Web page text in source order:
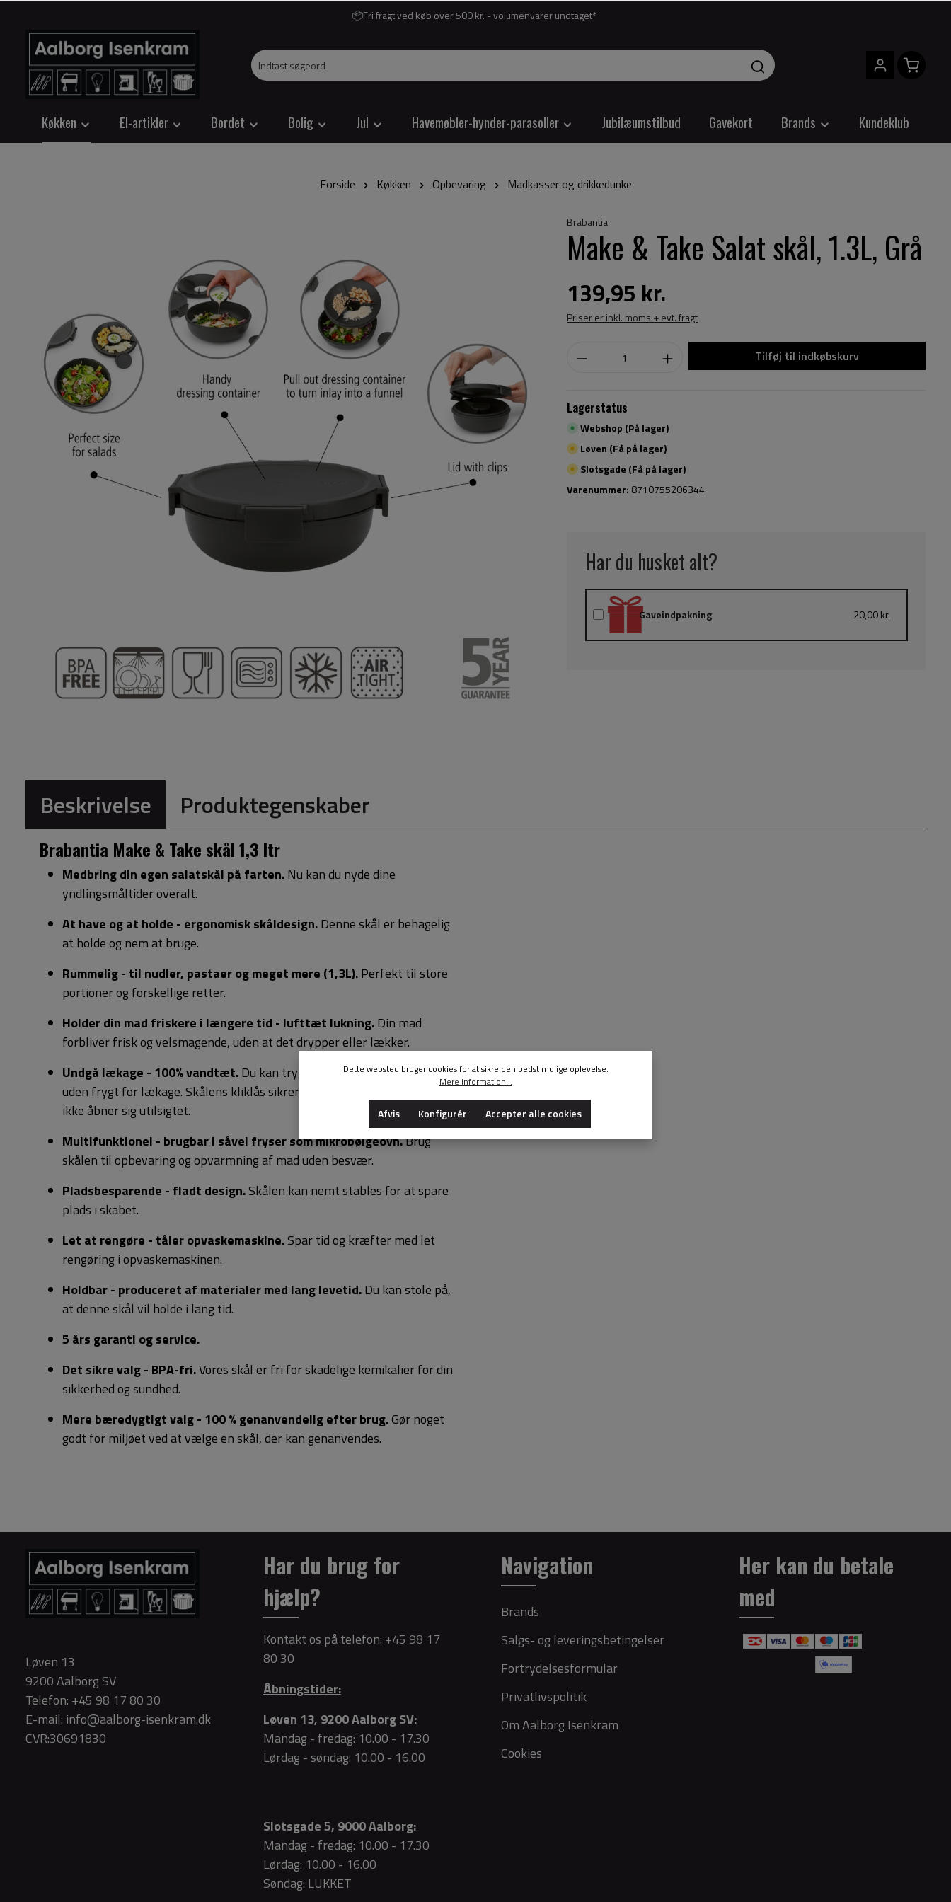
📦Fri fragt ved køb over 500 kr. - volumenvarer undtaget*
Køkken El-artikler Bordet Bolig Jul Havemøbler-hynder-parasoller Jubilæumstilbud Gavekort Brands Kundeklub
Forside Køkken Opbevaring Madkasser og drikkedunke
Brabantia
Make & Take Salat skål, 1.3L, Grå
139,95 kr.
Priser er inkl. moms + evt. fragt
Tilføj til indkøbskurv
Lagerstatus
Webshop (På lager)
Løven (Få på lager)
Slotsgade (Få på lager)
Varenummer: 8710755206344
Har du husket alt?
Gaveindpakning 20,00 kr.
Beskrivelse Produktegenskaber
Brabantia Make & Take skål 1,3 ltr
Medbring din egen salatskål på farten.Nu kan du nyde dine
yndlingsmåltider overalt.
At have og at holde - ergonomisk skåldesign.Denne skål er behagelig
at holde og nem at bruge.
Rummelig - til nudler, pastaer og meget mere (1,3L).Perfekt til store
portioner og forskellige retter.
Holder din mad friskere i længere tid - lufttæt lukning.Din mad
forbliver frisk og velsmagende, uden at det drypper eller lækker.
Undgå lækage - 100% vandtæt.Du kan trygt have denne skål i din taske
uden frygt for lækage. Skålens kliklås sikrer, at den er helt forseglet og
ikke åbner sig utilsigtet.
Multifunktionel - brugbar i såvel fryser som mikrobølgeovn.Brug
skålen til opbevaring og opvarmning af mad uden besvær.
Pladsbesparende - fladt design.Skålen kan nemt stables for at spare
plads i skabet.
Let at rengøre - tåler opvaskemaskine.Spar tid og kræfter med let
rengøring i opvaskemaskinen.
Holdbar - produceret af materialer med lang levetid.Du kan stole på,
at denne skål vil holde i lang tid.
5 års garanti og service.
Det sikre valg - BPA-fri.Vores skål er fri for skadelige kemikalier for din
sikkerhed og sundhed.
Mere bæredygtigt valg - 100 % genanvendelig efter brug.Gør noget
godt for miljøet ved at vælge en skål, der kan genanvendes.
Har du brug for
hjælp?
Kontakt os på telefon: +45 98 17
80 30
Åbningstider:
Løven 13, 9200 Aalborg SV:
Mandag - fredag: 10.00 - 17.30
Lørdag - søndag: 10.00 - 16.00
Slotsgade 5, 9000 Aalborg:
Mandag - fredag: 10.00 - 17.30
Lørdag: 10.00 - 16.00
Søndag: LUKKET
Løven 13
9200 Aalborg SV
Telefon: +45 98 17 80 30
E-mail: info@aalborg-isenkram.dk
CVR:30691830
Navigation
Brands
Salgs- og leveringsbetingelser
Fortrydelsesformular
Privatlivspolitik
Om Aalborg Isenkram
Cookies
Her kan du betale
med
Dette websted bruger cookies for at sikre den bedst mulige oplevelse.
Mere information...
Afvis Konfigurér Accepter alle cookies